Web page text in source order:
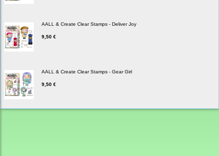
AALL & Create Clear Stamps - Deliver Joy
9,50 €
AALL & Create Clear Stamps - Gear Girl
9,50 €